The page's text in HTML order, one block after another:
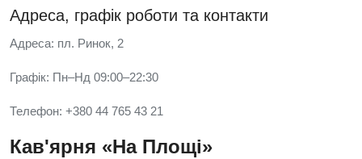
Адреса, графік роботи та контакти
Адреса: пл. Ринок, 2
Графік: Пн–Нд 09:00–22:30
Телефон: +380 44 765 43 21
Кав'ярня «На Площі»